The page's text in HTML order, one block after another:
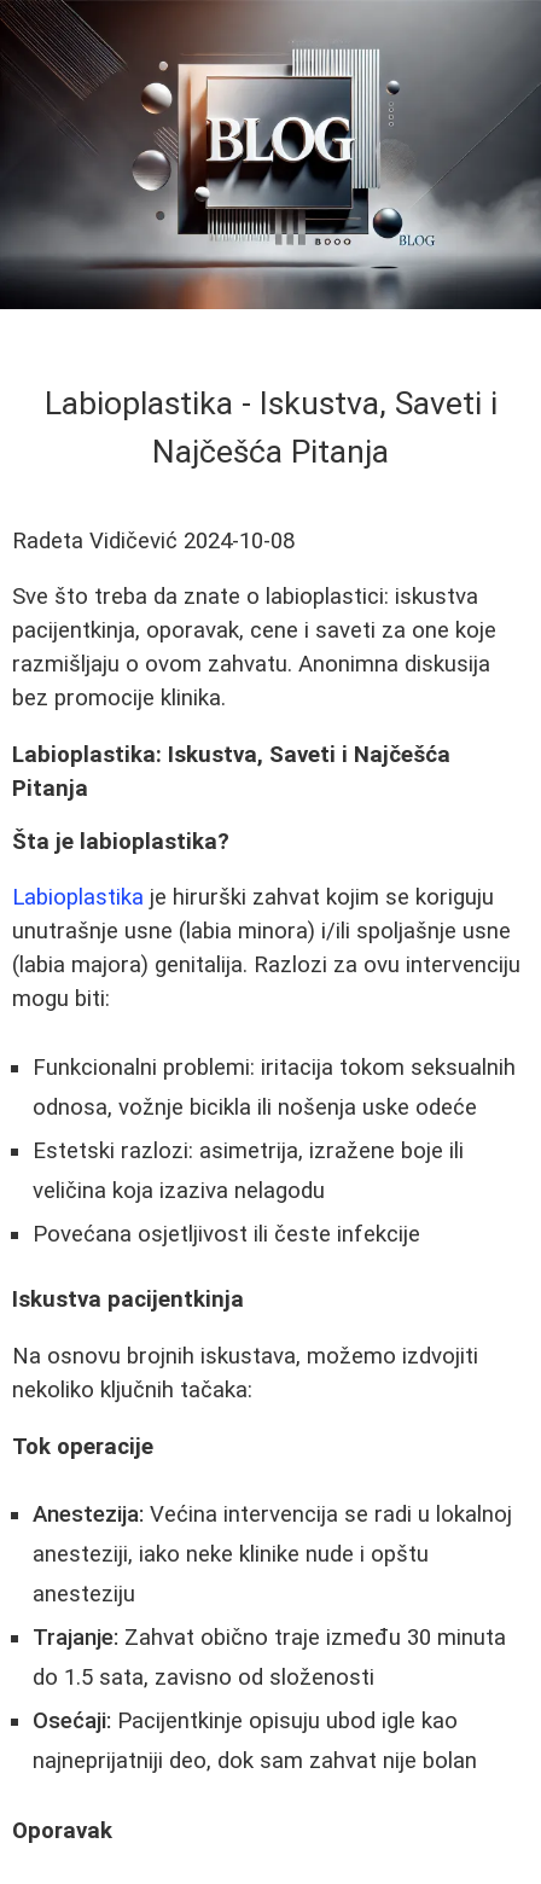
Labioplastika - Iskustva, Saveti i
Najčešća Pitanja
Radeta Vidičević 2024-10-08
Sve što treba da znate o labioplastici: iskustva
pacijentkinja, oporavak, cene i saveti za one koje
razmišljaju o ovom zahvatu. Anonimna diskusija
bez promocije klinika.
Labioplastika: Iskustva, Saveti i Najčešća
Pitanja
Šta je labioplastika?
Labioplastika je hirurški zahvat kojim se koriguju
unutrašnje usne (labia minora) i/ili spoljašnje usne
(labia majora) genitalija. Razlozi za ovu intervenciju
mogu biti:
Funkcionalni problemi: iritacija tokom seksualnih
odnosa, vožnje bicikla ili nošenja uske odeće
Estetski razlozi: asimetrija, izražene boje ili
veličina koja izaziva nelagodu
Povećana osjetljivost ili česte infekcije
Iskustva pacijentkinja
Na osnovu brojnih iskustava, možemo izdvojiti
nekoliko ključnih tačaka:
Tok operacije
Anestezija: Većina intervencija se radi u lokalnoj
anesteziji, iako neke klinike nude i opštu
anesteziju
Trajanje: Zahvat obično traje između 30 minuta
do 1.5 sata, zavisno od složenosti
Osećaji: Pacijentkinje opisuju ubod igle kao
najneprijatniji deo, dok sam zahvat nije bolan
Oporavak